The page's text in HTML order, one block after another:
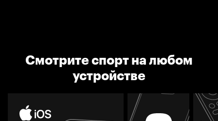
Смотрите спорт на любом
устройстве